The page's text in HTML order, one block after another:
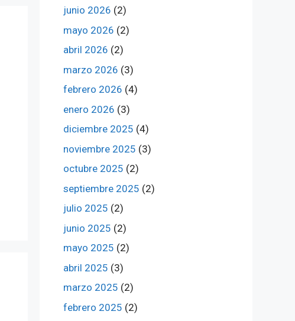
junio 2026 (2)
mayo 2026 (2)
abril 2026 (2)
marzo 2026 (3)
febrero 2026 (4)
enero 2026 (3)
diciembre 2025 (4)
noviembre 2025 (3)
octubre 2025 (2)
septiembre 2025 (2)
julio 2025 (2)
junio 2025 (2)
mayo 2025 (2)
abril 2025 (3)
marzo 2025 (2)
febrero 2025 (2)